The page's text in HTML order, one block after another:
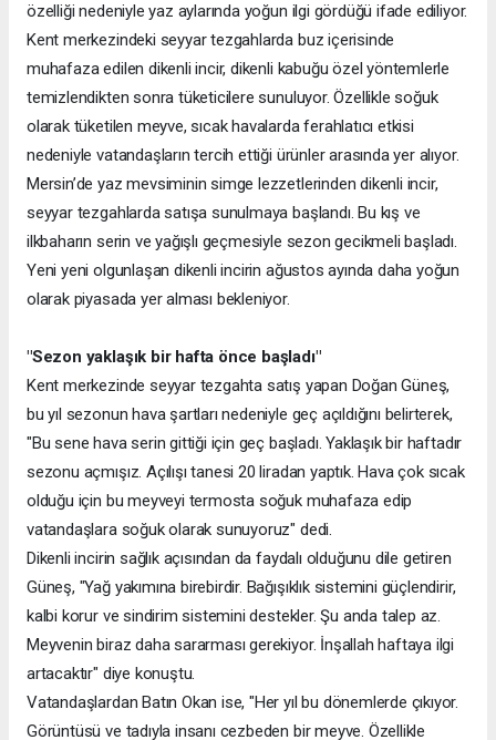
özelliği nedeniyle yaz aylarında yoğun ilgi gördüğü ifade ediliyor.
Kent merkezindeki seyyar tezgahlarda buz içerisinde
muhafaza edilen dikenli incir, dikenli kabuğu özel yöntemlerle
temizlendikten sonra tüketicilere sunuluyor. Özellikle soğuk
olarak tüketilen meyve, sıcak havalarda ferahlatıcı etkisi
nedeniyle vatandaşların tercih ettiği ürünler arasında yer alıyor.
Mersin’de yaz mevsiminin simge lezzetlerinden dikenli incir,
seyyar tezgahlarda satışa sunulmaya başlandı. Bu kış ve
ilkbaharın serin ve yağışlı geçmesiyle sezon gecikmeli başladı.
Yeni yeni olgunlaşan dikenli incirin ağustos ayında daha yoğun
olarak piyasada yer alması bekleniyor.
"Sezon yaklaşık bir hafta önce başladı"
Kent merkezinde seyyar tezgahta satış yapan Doğan Güneş,
bu yıl sezonun hava şartları nedeniyle geç açıldığını belirterek,
"Bu sene hava serin gittiği için geç başladı. Yaklaşık bir haftadır
sezonu açmışız. Açılışı tanesi 20 liradan yaptık. Hava çok sıcak
olduğu için bu meyveyi termosta soğuk muhafaza edip
vatandaşlara soğuk olarak sunuyoruz" dedi.
Dikenli incirin sağlık açısından da faydalı olduğunu dile getiren
Güneş, "Yağ yakımına birebirdir. Bağışıklık sistemini güçlendirir,
kalbi korur ve sindirim sistemini destekler. Şu anda talep az.
Meyvenin biraz daha sararması gerekiyor. İnşallah haftaya ilgi
artacaktır" diye konuştu.
Vatandaşlardan Batın Okan ise, "Her yıl bu dönemlerde çıkıyor.
Görüntüsü ve tadıyla insanı cezbeden bir meyve. Özellikle